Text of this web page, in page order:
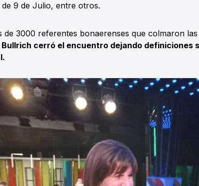
9 de Julio, entre otros.
de 3000 referentes bonaerenses que colmaron
cerró el encuentro dejando definiciones